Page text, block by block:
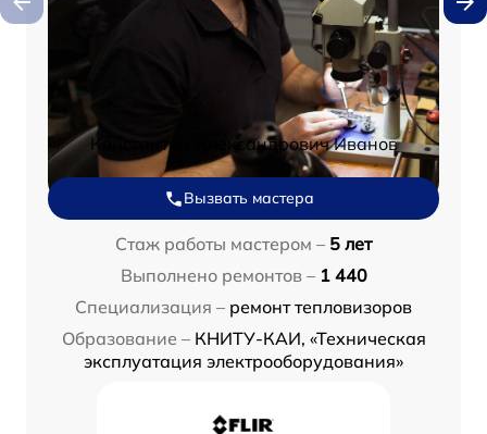
Константин Александрович Иванов
Вызвать мастера
Стаж работы мастером – 5 лет
Выполнено ремонтов – 1 440
Специализация – ремонт тепловизоров
Образование – КНИТУ-КАИ, «Техническая
эксплуатация электрооборудования»